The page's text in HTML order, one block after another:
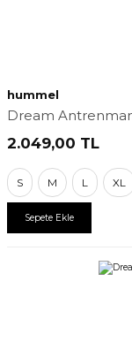
hummel
Dream
2.049,00 TL
S M L XL
Sepete Ekle